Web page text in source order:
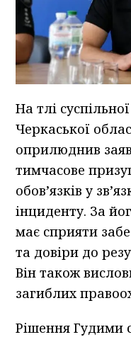
На тлі
Черкаської
оприлюднив
тимчасове
обов’язків у
інциденту. За
має сприяти
та довіри до
Він також
загиблих
Рішення Гудими